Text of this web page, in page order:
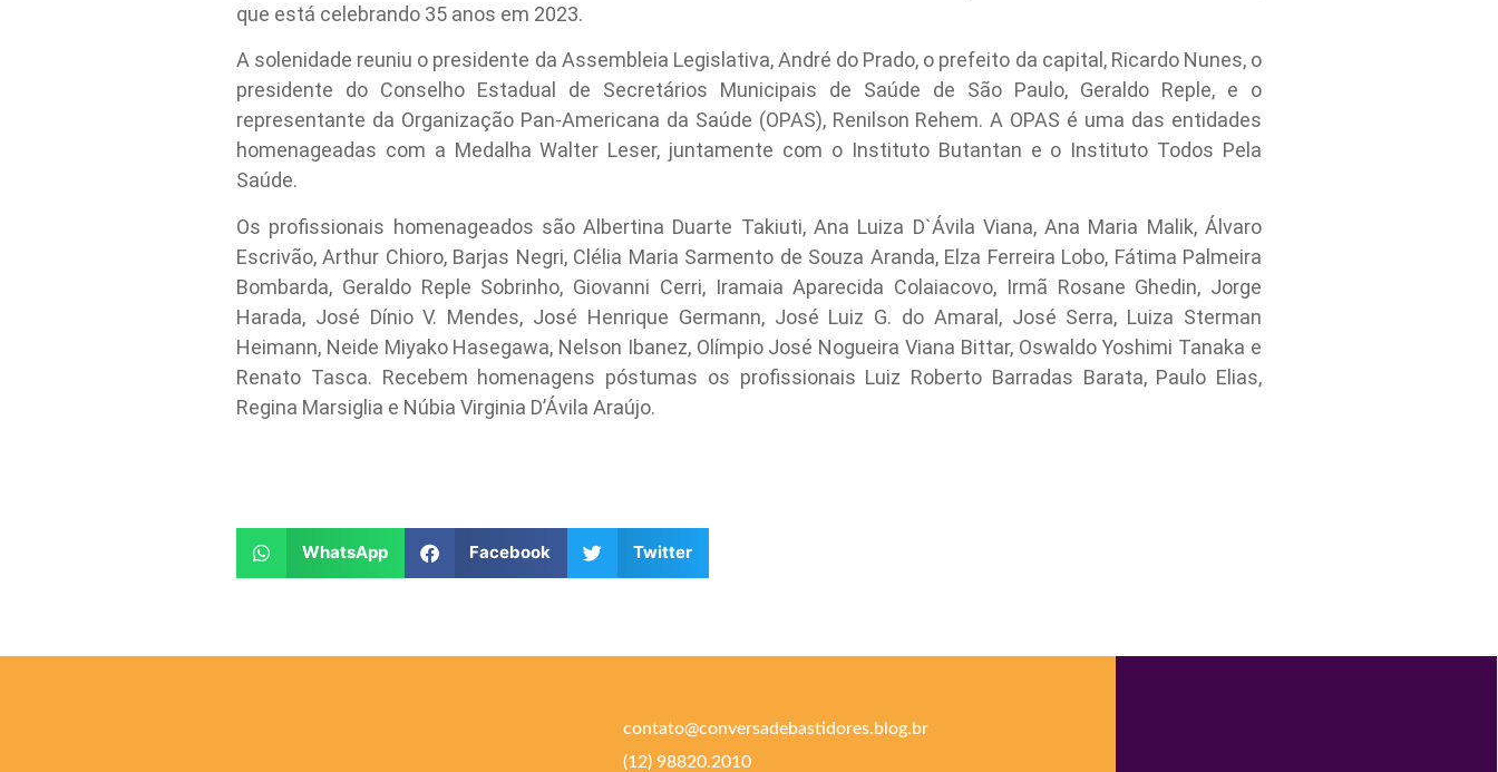
que está celebrando 35 anos em 2023.
A solenidade reuniu o presidente da Assembleia Legislativa, André do Prado, o prefeito da capital, Ricardo Nunes, o
presidente do Conselho Estadual de Secretários Municipais de Saúde de São Paulo, Geraldo Reple, e o
representante da Organização Pan-Americana da Saúde (OPAS), Renilson Rehem. A OPAS é uma das entidades
homenageadas com a Medalha Walter Leser, juntamente com o Instituto Butantan e o Instituto Todos Pela
Saúde.
Os profissionais homenageados são Albertina Duarte Takiuti, Ana Luiza D`Ávila Viana, Ana Maria Malik, Álvaro
Escrivão, Arthur Chioro, Barjas Negri, Clélia Maria Sarmento de Souza Aranda, Elza Ferreira Lobo, Fátima Palmeira
Bombarda, Geraldo Reple Sobrinho, Giovanni Cerri, Iramaia Aparecida Colaiacovo, Irmã Rosane Ghedin, Jorge
Harada, José Dínio V. Mendes, José Henrique Germann, José Luiz G. do Amaral, José Serra, Luiza Sterman
Heimann, Neide Miyako Hasegawa, Nelson Ibanez, Olímpio José Nogueira Viana Bittar, Oswaldo Yoshimi Tanaka e
Renato Tasca. Recebem homenagens póstumas os profissionais Luiz Roberto Barradas Barata, Paulo Elias,
Regina Marsiglia e Núbia Virginia D’Ávila Araújo.
WhatsApp Facebook Twitter
contato@conversadebastidores.blog.br
(12) 98820.2010